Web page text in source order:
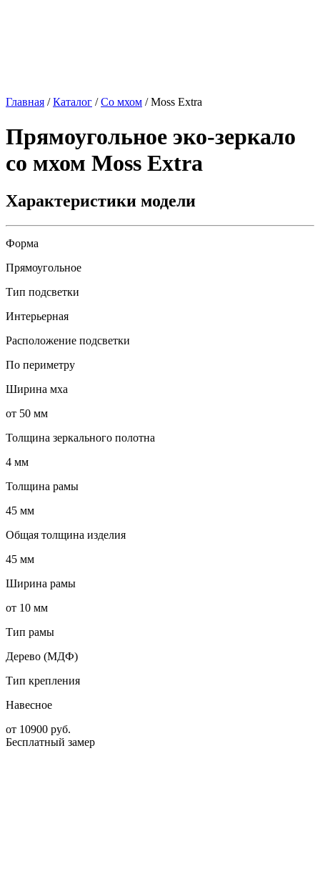
Главная /Каталог /Со мхом /Moss Extra
Прямоугольное эко-зеркало
со мхом Moss Extra
Характеристики модели
Форма
Прямоугольное
Тип подсветки
Интерьерная
Расположение подсветки
По периметру
Ширина мха
от 50 мм
Толщина зеркального полотна
4 мм
Толщина рамы
45 мм
Общая толщина изделия
45 мм
Ширина рамы
от 10 мм
Тип рамы
Дерево (МДФ)
Тип крепления
Навесное
от 10900 руб.
Бесплатный замер